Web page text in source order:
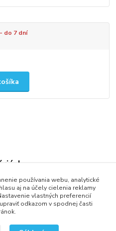
do 7 dní
používania webu, analytické
aj na účely cielenia reklamy
vlastných preferencií
odkazom v spodnej časti